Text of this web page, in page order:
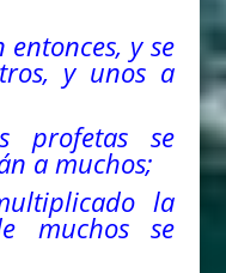
y se
y unos a
profetas se
a muchos;
la
muchos se